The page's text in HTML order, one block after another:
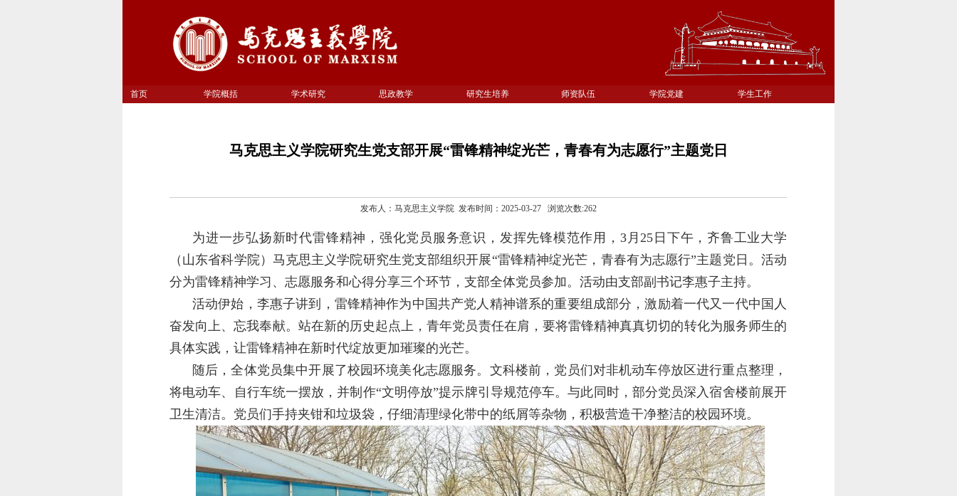
首页 学院概括 学术研究 思政教学 研究生培养 师资队伍 学院党建 学生工作
马克思主义学院研究生党支部开展“雷锋精神绽光芒，青春有为志愿行”主题党日
发布人：马克思主义学院 发布时间：2025-03-27 浏览次数:262
为进一步弘扬新时代雷锋精神，强化党员服务意识，发挥先锋模范作用， 3月25日下午，齐鲁工业大学
（山东省科学院）马克思主义学院研究生党支部组织开展“雷锋精神绽光芒，青春有为志愿行”主题党日。活动
分为雷锋精神学习、志愿服务和心得分享三个环节，支部全体党员参加。活动由支部副书记李惠子主持。
活动伊始，李惠子讲到，雷锋精神作为中国共产党人精神谱系的重要组成部分，激励着一代又一代中国人
奋发向上、忘我奉献。站在新的历史起点上，青年党员责任在肩，要将雷锋精神真真切切的转化为服务师生的
具体实践，让雷锋精神在新时代绽放更加璀璨的光芒。
随后，全体党员集中开展了校园环境美化志愿服务。文科楼前，党员们对非机动车停放区进行重点整理，
将电动车、自行车统一摆放，并制作“文明停放”提示牌引导规范停车。与此同时，部分党员深入宿舍楼前展开
卫生清洁。党员们手持夹钳和垃圾袋，仔细清理绿化带中的纸屑等杂物，积极营造干净整洁的校园环境。